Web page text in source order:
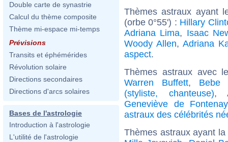
Double carte de synastrie
Calcul du thème composite
Thème mi-espace mi-temps
Prévisions
Transits et éphémérides
Révolution solaire
Directions secondaires
Directions d'arcs solaires
Bases de l'astrologie
Introduction à l'astrologie
L'utilité de l'astrologie
Thèmes astraux ayant
(orbe 0°55') : Hillary
Adriana Lima, Isaac
Woody Allen, Adriana
aspect.
Thèmes astraux avec
Warren Buffett, Bebe
(styliste, chanteuse),
Geneviève de Fontenay
astraux des célébrités
Thèmes astraux ayant